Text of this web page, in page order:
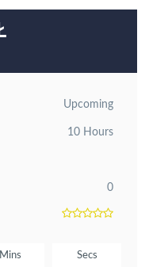
Upcoming
10 Hours
0
Mins Secs